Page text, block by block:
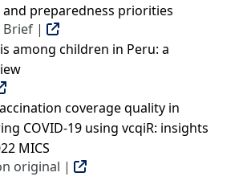
preparedness priorities
Brief |
among children in Peru: a
coverage quality in
COVID-19 using vcqiR: insights
MICS
original |